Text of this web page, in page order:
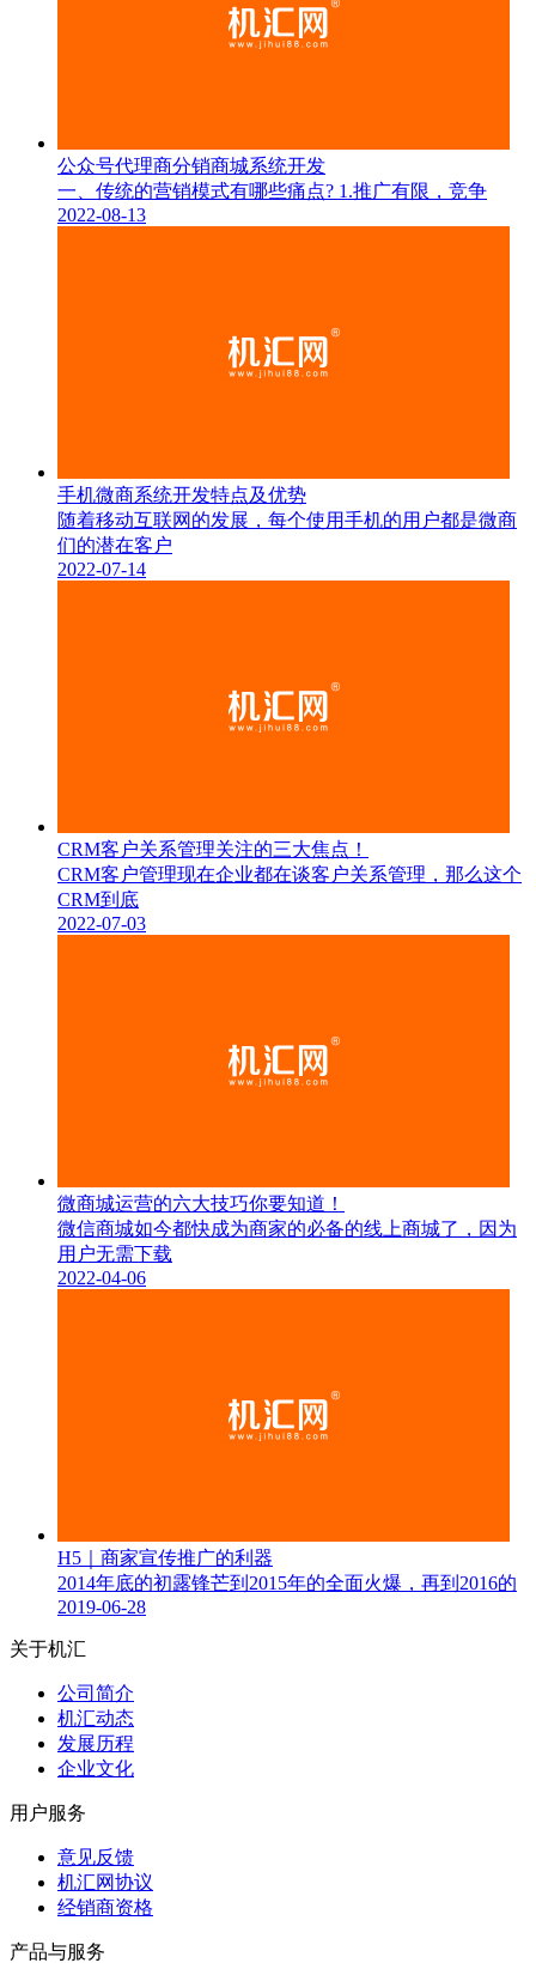
公众号代理商分销商城系统开发
一、传统的营销模式有哪些痛点? 1.推广有限，竞争
2022-08-13
手机微商系统开发特点及优势
随着移动互联网的发展，每个使用手机的用户都是微商
们的潜在客户
2022-07-14
CRM客户关系管理关注的三大焦点！
CRM客户管理现在企业都在谈客户关系管理，那么这个
CRM到底
2022-07-03
微商城运营的六大技巧你要知道！
微信商城如今都快成为商家的必备的线上商城了，因为
用户无需下载
2022-04-06
H5｜商家宣传推广的利器
2014年底的初露锋芒到2015年的全面火爆，再到2016的
2019-06-28
关于机汇
公司简介
机汇动态
发展历程
企业文化
用户服务
意见反馈
机汇网协议
经销商资格
产品与服务